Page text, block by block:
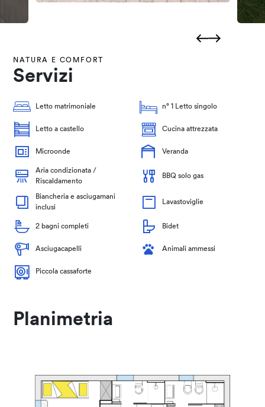
NATURA E COMFORT
Servizi
Letto matrimoniale n° 1 Letto singolo
Letto a castello Cucina attrezzata
Microonde Veranda
Aria condizionata /
Riscaldamento
BBQ solo gas
Biancheria e asciugamani
inclusi
Lavastoviglie
2 bagni completi Bidet
Asciugacapelli Animali ammessi
Piccola cassaforte
Planimetria